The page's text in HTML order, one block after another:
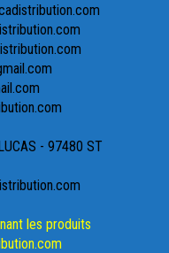
- 97480 ST
les produits